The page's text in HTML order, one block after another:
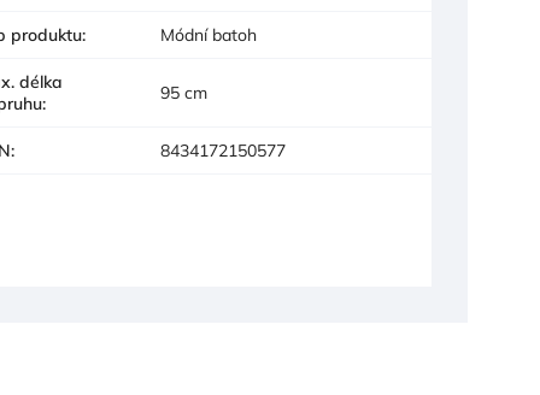
produktu: Módní batoh
délka
: 95 cm
: 8434172150577